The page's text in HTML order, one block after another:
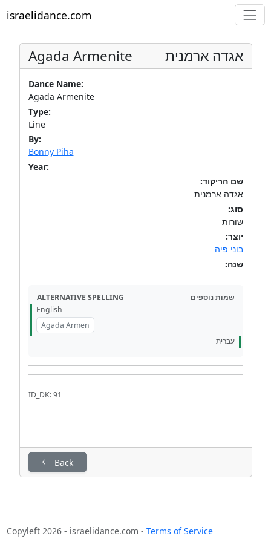
israelidance.com
Agada Armenite אגדה ארמנית
Dance Name:
Agada Armenite
Type:
Line
By:
Bonny Piha
Year:
שם הריקוד:
אגדה ארמנית
סוג:
שורות
יוצר:
בוני פיה
שנה:
ALTERNATIVE SPELLING
שמות נוספים
English
Agada Armen
עברית
ID_DK: 91
Back
Copyleft 2026 - israelidance.com - Terms of Service